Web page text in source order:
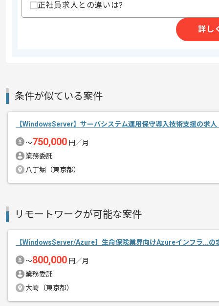
正社員求人との違いは?
詳し
条件が似ている案件
【WindowsServer】サーバシステム運用保守導入技術支援の求人
〜750,000 円／月
業務委託
八丁堀（東京都）
リモートワークが可能な案件
【WindowsServer/Azure】生命保険業界向けAzureインフラ...の
〜800,000 円／月
業務委託
大崎（東京都）